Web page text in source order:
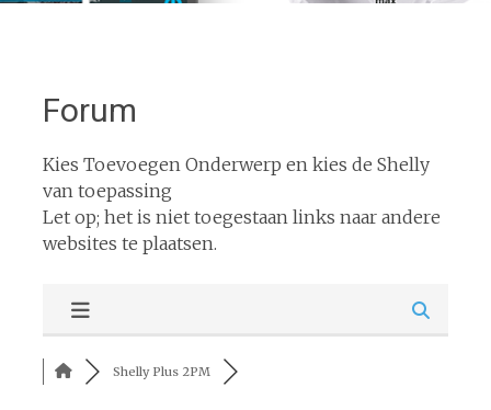
Forum
Kies Toevoegen Onderwerp en kies de Shelly
van toepassing
Let op; het is niet toegestaan links naar andere
websites te plaatsen.
Shelly Plus 2PM